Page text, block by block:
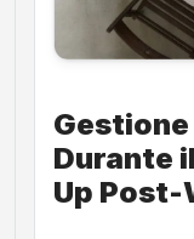
Durante
Up Post-